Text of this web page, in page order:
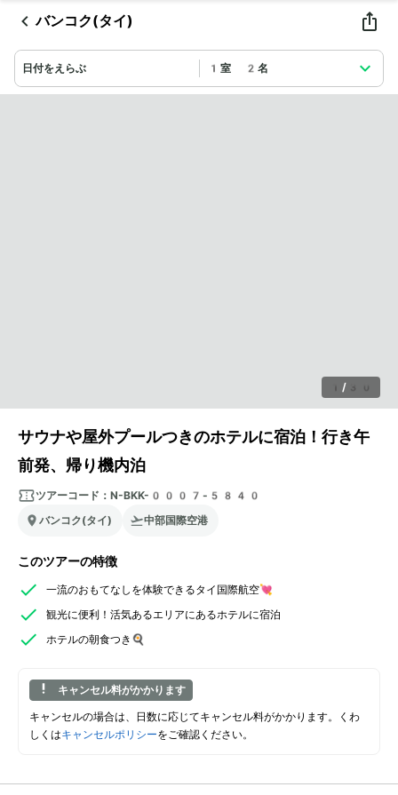
バンコク(タイ)
日付をえらぶ 1室 2名
1 / 30
サウナや屋外プールつきのホテルに宿泊！行き午
前発、帰り機内泊
ツアーコード： N-BKK-0007-5840
バンコク(タイ)
中部国際空港
このツアーの特徴
一流のおもてなしを体験できるタイ国際航空💘
観光に便利！活気あるエリアにあるホテルに宿泊
ホテルの朝食つき🍳
キャンセル料がかかります
キャンセルの場合は、日数に応じてキャンセル料がかかります。くわ
しくはキャンセルポリシーをご確認ください。